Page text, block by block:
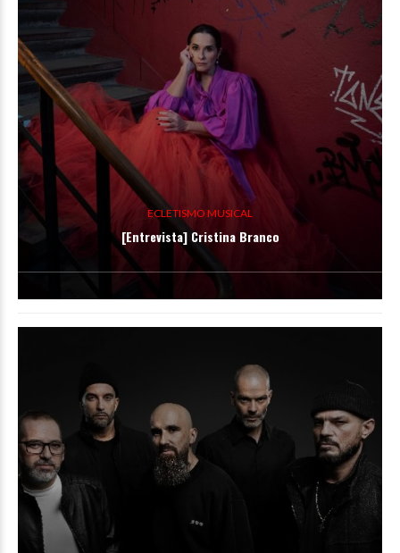
ECLETISMO MUSICAL
[Entrevista] Cristina Branco